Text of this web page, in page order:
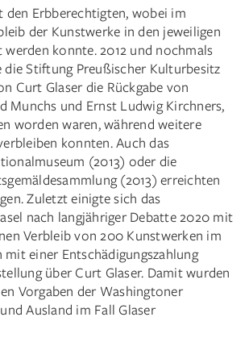
Erbberechtigten, wobei im
der Kunstwerke in den jeweiligen
konnte. 2012 und nochmals
die Stiftung Preußischer Kulturbesitz
Curt Glaser die Rückgabe von
Munchs und Ernst Ludwig Kirchners,
worden waren, während weitere
konnten. Auch das
(2013) oder die
(2013) erreichten
Zuletzt einigte sich das
nach langjähriger Debatte 2020 mit
Verbleib von 200 Kunstwerken im
mit einer Entschädigungszahlung
über Curt Glaser. Damit wurden
Vorgaben der Washingtoner
Ausland im Fall Glaser